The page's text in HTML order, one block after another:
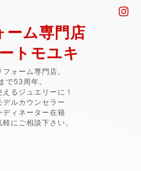
ーム専門店
トモユキ
ォーム専門店。
で53周年。
るジュエリーに！
デルカウンセラー
ディネーター在籍
にご相談下さい。